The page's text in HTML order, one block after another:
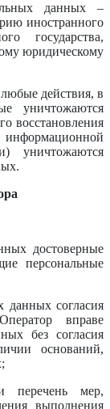
данных –
иностранного
государства,
юридическому
действия, в
уничтожаются
восстановления
уничтожаются
достоверные
персональные
данных согласия
вправе
без согласия
оснований,
перечень мер,
выполнения